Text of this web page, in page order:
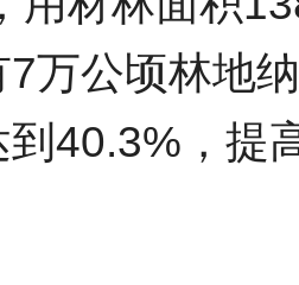
万公顷林地
40.3%，提